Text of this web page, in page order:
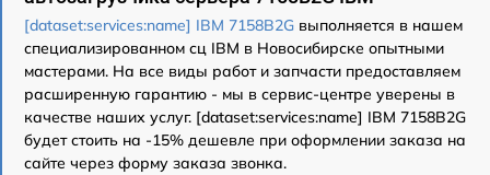
[dataset:services:name] IBM 7158B2G выполняется в нашем
специализированном сц IBM в Новосибирске опытными
мастерами. На все виды работ и запчасти предоставляем
расширенную гарантию - мы в сервис-центре уверены в
качестве наших услуг. [dataset:services:name] IBM 7158B2G
будет стоить на -15% дешевле при оформлении заказа на
сайте через форму заказа звонка.